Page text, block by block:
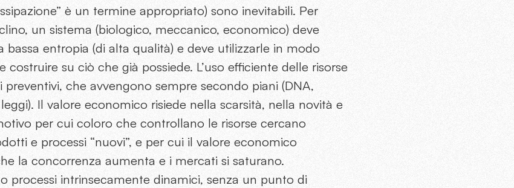
è un termine appropriato) sono inevitabili. Per
un sistema (biologico, meccanico, economico) deve
bassa entropia (di alta qualità) e deve utilizzarle in modo
costruire su ciò che già possiede. L’uso efficiente delle risorse
preventivi, che avvengono sempre secondo piani (DNA,
Il valore economico risiede nella scarsità, nella novità e
per cui coloro che controllano le risorse cercano
e processi “nuovi”, e per cui il valore economico
la concorrenza aumenta e i mercati si saturano.
processi intrinsecamente dinamici, senza un punto di